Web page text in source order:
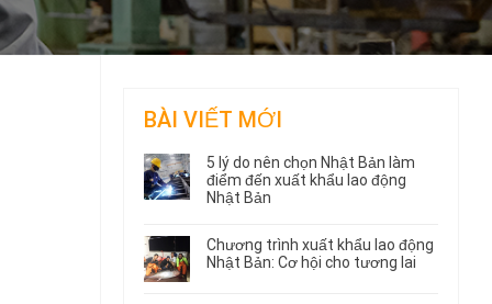
BÀI VIẾT MỚI
5 lý do nên chọn Nhật Bản làm
điểm đến xuất khẩu lao động
Nhật Bản
Chương trình xuất khẩu lao động
Nhật Bản: Cơ hội cho tương lai